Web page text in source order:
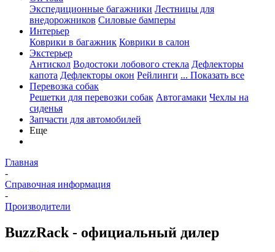
Экспедиционные багажники Лестницы для
внедорожников Силовые бамперы
Интерьер
Коврики в багажник Коврики в салон
Экстерьер
Антискол Водостоки лобового стекла Дефлекторы
капота Дефлекторы окон Рейлинги ... Показать все
Перевозка собак
Решетки для перевозки собак Автогамаки Чехлы на
сиденья
Запчасти для автомобилей
Еще
Главная
-
Справочная информация
-
Производители
BuzzRack - официальный дилер